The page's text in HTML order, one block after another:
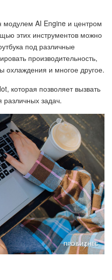
AI Engine и центром
этих инструментов можно
под различные
производительность,
охлаждения и многое другое.
которая позволяет вызвать
задач.